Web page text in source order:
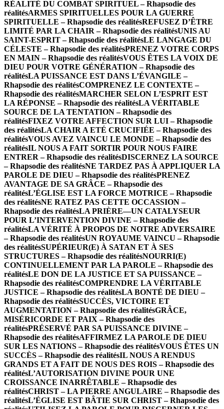
RÉALITÉ DU COMBAT SPIRITUEL – Rhapsodie des
réalitésARMES SPIRITUELLES POUR LA GUERRE
SPIRITUELLE – Rhapsodie des réalitésREFUSEZ D’ÊTRE
LIMITÉ PAR LA CHAIR – Rhapsodie des réalitésUNIS AU
SAINT-ESPRIT – Rhapsodie des réalitésLE LANGAGE DU
CÉLESTE – Rhapsodie des réalitésPRENEZ VOTRE CORPS
EN MAIN – Rhapsodie des réalitésVOUS ÊTES LA VOIX DE
DIEU POUR VOTRE GÉNÉRATION – Rhapsodie des
réalitésLA PUISSANCE EST DANS L’ÉVANGILE –
Rhapsodie des réalitésCOMPRENEZ LE CONTEXTE –
Rhapsodie des réalitésMARCHER SELON L’ESPRIT EST
LA RÉPONSE – Rhapsodie des réalitésLA VÉRITABLE
SOURCE DE LA TENTATION – Rhapsodie des
réalitésFIXEZ VOTRE AFFECTION SUR LUI – Rhapsodie
des réalitésLA CHAIR A ETÉ CRUCIFIÉE – Rhapsodie des
réalitésVOUS AVEZ VAINCU LE MONDE – Rhapsodie des
réalitésIL NOUS A FAIT SORTIR POUR NOUS FAIRE
ENTRER – Rhapsodie des réalitésDISCERNEZ LA SOURCE
– Rhapsodie des réalitésNE TARDEZ PAS À APPLIQUER LA
PAROLE DE DIEU – Rhapsodie des réalitésPRENEZ
AVANTAGE DE SA GRÂCE – Rhapsodie des
réalitésL’ÉGLISE EST LA FORCE MOTRICE – Rhapsodie
des réalitésNE RATEZ PAS CETTE OCCASSION –
Rhapsodie des réalitésLA PRIÈRE—UN CATALYSEUR
POUR L’INTERVENTION DIVINE – Rhapsodie des
réalitésLA VÉRITÉ À PROPOS DE NOTRE ADVERSAIRE
– Rhapsodie des réalitésUN ROYAUME VAINCU – Rhapsodie
des réalitésSUPÉRIEUR(E) À SATAN ET À SES
STRUCTURES – Rhapsodie des réalitésNOURRI(E)
CONTINUELLEMENT PAR LA PAROLE – Rhapsodie des
réalitésLE DON DE LA JUSTICE ET SA PUISSANCE –
Rhapsodie des réalitésCOMPRENDRE LA VÉRITABLE
JUSTICE – Rhapsodie des réalitésLA BONTÉ DE DIEU –
Rhapsodie des réalitésSUCCÈS, VICTOIRE ET
AUGMENTATION – Rhapsodie des réalitésGRÂCE,
MISÉRICORDE ET PAIX – Rhapsodie des
réalitésPRÉSERVÉ PAR SA PUISSANCE DIVINE –
Rhapsodie des réalitésAFFIRMEZ LA PAROLE DE DIEU
SUR LES NATIONS – Rhapsodie des réalitésVOUS ÊTES UN
SUCCÈS – Rhapsodie des réalitésIL NOUS A RENDUS
GRANDS ET A FAIT DE NOUS DES ROIS – Rhapsodie des
réalitésL’AUTORISATION DIVINE POUR UNE
CROISSANCE INARRÊTABLE – Rhapsodie des
réalitésCHRIST – LA PIERRE ANGULAIRE – Rhapsodie des
réalitésL’ÉGLISE EST BÂTIE SUR CHRIST – Rhapsodie des